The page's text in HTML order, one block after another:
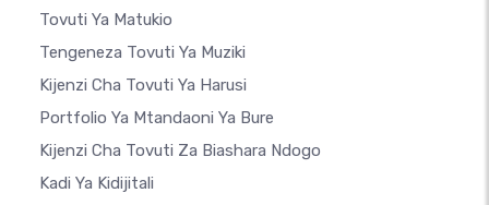
Tovuti Ya Matukio
Tengeneza Tovuti Ya Muziki
Kijenzi Cha Tovuti Ya Harusi
Portfolio Ya Mtandaoni Ya Bure
Kijenzi Cha Tovuti Za Biashara Ndogo
Kadi Ya Kidijitali